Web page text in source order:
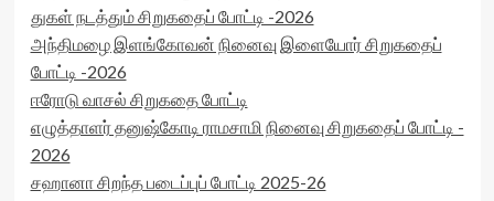
துகள் நடத்தும் சிறுகதைப் போட்டி -2026
அந்திமழை இளங்கோவன் நினைவு இளையோர் சிறுகதைப்
போட்டி -2026
ஈரோடு வாசல் சிறுகதை போட்டி
எழுத்தாளர் தனுஷ்கோடி ராமசாமி நினைவு சிறுகதைப் போட்டி -
2026
சஹானா சிறந்த படைப்புப் போட்டி 2025-26